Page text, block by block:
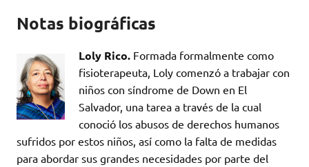
Notas biográficas
Loly Rico. Formada formalmente como
fisioterapeuta, Loly comenzó a trabajar con
niños con síndrome de Down en El
Salvador, una tarea a través de la cual
conoció los abusos de derechos humanos
sufridos por estos niños, así como la falta de medidas
para abordar sus grandes necesidades por parte del